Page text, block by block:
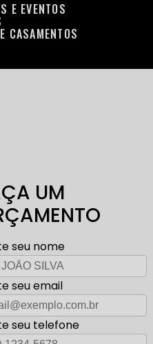
E EVENTOS
CASAMENTOS
UM
seu nome
seu email
seu telefone